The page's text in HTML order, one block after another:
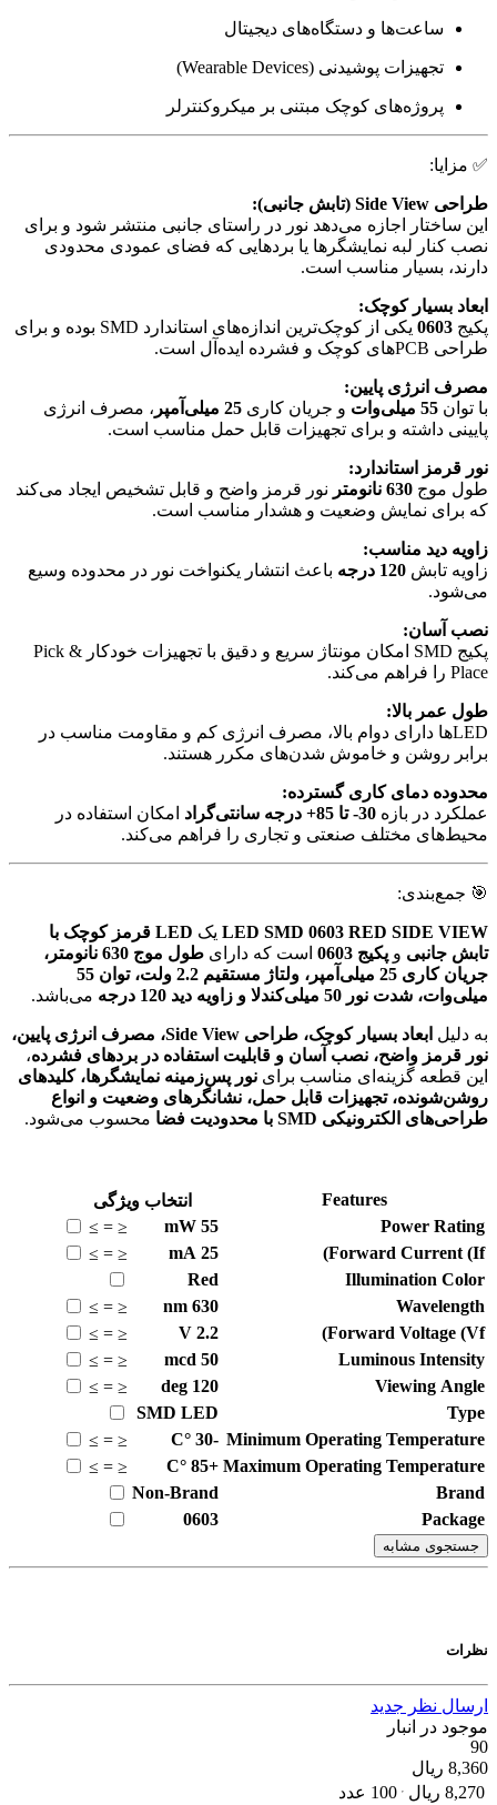
ساعت‌ها و دستگاه‌های دیجیتال
تجهیزات پوشیدنی (Wearable Devices)
پروژه‌های کوچک مبتنی بر میکروکنترلر
✅ مزایا:
طراحی Side View (تابش جانبی):
این ساختار اجازه می‌دهد نور در راستای جانبی منتشر شود و برای
نصب کنار لبه نمایشگرها یا بردهایی که فضای عمودی محدودی
دارند، بسیار مناسب است.
ابعاد بسیار کوچک:
پکیج 0603
یکی از کوچک‌ترین اندازه‌های استاندارد SMD بوده و برای
طراحی PCBهای کوچک و فشرده ایده‌آل است.
مصرف انرژی پایین:
با توان 55 میلی‌وات و جریان کاری 25 میلی‌آمپر
، مصرف انرژی
پایینی داشته و برای تجهیزات قابل حمل مناسب است.
نور قرمز استاندارد:
طول موج 630 نانومتر
نور قرمز واضح و قابل تشخیص ایجاد می‌کند
که برای نمایش وضعیت و هشدار مناسب است.
زاویه دید مناسب:
زاویه تابش 120 درجه
باعث انتشار یکنواخت نور در محدوده وسیع
می‌شود.
نصب آسان:
پکیج SMD امکان مونتاژ سریع و دقیق با تجهیزات خودکار Pick &
Place را فراهم می‌کند.
طول عمر بالا:
LEDها دارای دوام بالا، مصرف انرژی کم و مقاومت مناسب در
برابر روشن و خاموش شدن‌های مکرر هستند.
محدوده دمای کاری گسترده:
عملکرد در بازه 30- تا 85+ درجه سانتی‌گراد
امکان استفاده در
محیط‌های مختلف صنعتی و تجاری را فراهم می‌کند.
🎯 جمع‌بندی:
LED SMD 0603 RED SIDE VIEW یک
LED قرمز کوچک با
تابش جانبی و پکیج 0603 است که دارای
طول موج 630 نانومتر،
جریان کاری 25 میلی‌آمپر، ولتاژ مستقیم 2.2 ولت، توان 55
میلی‌وات، شدت نور 50 میلی‌کندلا و زاویه دید 120 درجه
می‌باشد.
به دلیل
ابعاد بسیار کوچک، طراحی Side View، مصرف انرژی پایین،
نور قرمز واضح، نصب آسان و قابلیت استفاده در بردهای فشرده،
این قطعه گزینه‌ای مناسب برای نور پس‌زمینه نمایشگرها، کلیدهای
روشن‌شونده، تجهیزات قابل حمل، نشانگرهای وضعیت و انواع
طراحی‌های الکترونیکی SMD با محدودیت فضا
محسوب می‌شود.
Features
انتخاب ویژگی
Power Rating
55
mW
≤
=
≥
Forward Current (If)
25
mA
≤
=
≥
Illumination Color
Red
Wavelength
630
nm
≤
=
≥
Forward Voltage (Vf)
2.2
V
≤
=
≥
Luminous Intensity
50
mcd
≤
=
≥
Viewing Angle
120
deg
≤
=
≥
Type
SMD LED
Minimum Operating Temperature
-30
°C
≤
=
≥
Maximum Operating Temperature
+85
°C
≤
=
≥
Brand
Non-Brand
Package
0603
جستجوی مشابه
نظرات
ارسال نظر جدید
موجود در انبار
90
8,360 ریال
8,270 ریال 100 عدد